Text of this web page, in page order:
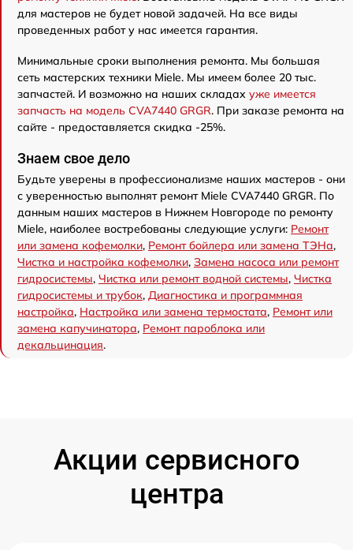
для мастеров не будет новой задачей. На все виды
проведенных работ у нас имеется гарантия.
Минимальные сроки выполнения ремонта. Мы большая
сеть мастерских техники Miele. Мы имеем более 20 тыс.
запчастей. И возможно на наших складах уже имеется
запчасть на модель CVA7440 GRGR. При заказе ремонта на
сайте - предоставляется скидка -25%.
Знаем свое дело
Будьте уверены в профессионализме наших мастеров - они
с уверенностью выполнят ремонт Miele CVA7440 GRGR. По
данным наших мастеров в Нижнем Новгороде по ремонту
Miele, наиболее востребованы следующие услуги: Ремонт
или замена кофемолки, Ремонт бойлера или замена ТЭНа,
Чистка и настройка кофемолки, Замена насоса или ремонт
гидросистемы, Чистка или ремонт водной системы, Чистка
гидросистемы и трубок, Диагностика и программная
настройка, Настройка или замена термостата, Ремонт или
замена капучинатора, Ремонт пароблока или
декальцинация.
Акции сервисного
центра